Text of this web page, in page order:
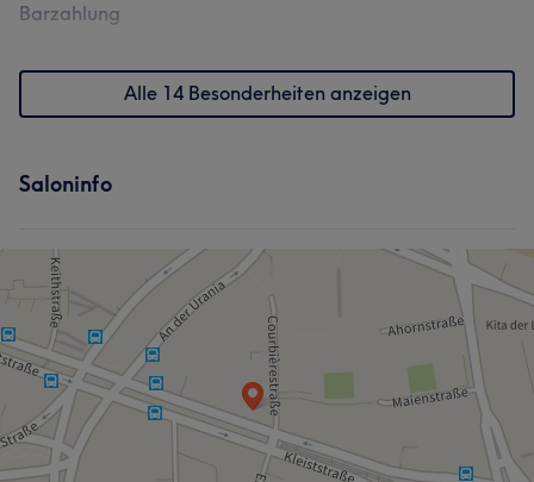
Barzahlung
Alle 14 Besonderheiten anzeigen
Saloninfo